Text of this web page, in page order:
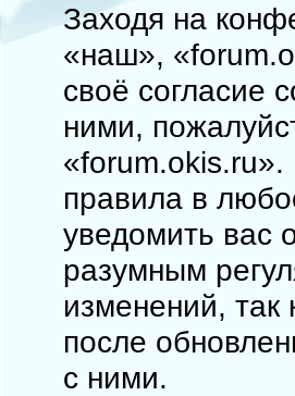
Заходя на
«наш»,
своё согласие
ними,
правила в
уведомить вас
разумным
изменений,
после
с ними.